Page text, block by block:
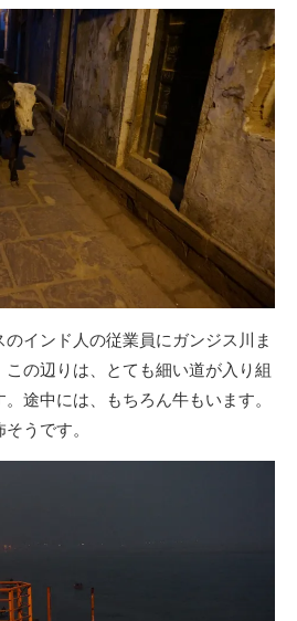
インド人の従業員にガンジス川ま
の辺りは、とても細い道が入り組
途中には、もちろん牛もいます。
うです。